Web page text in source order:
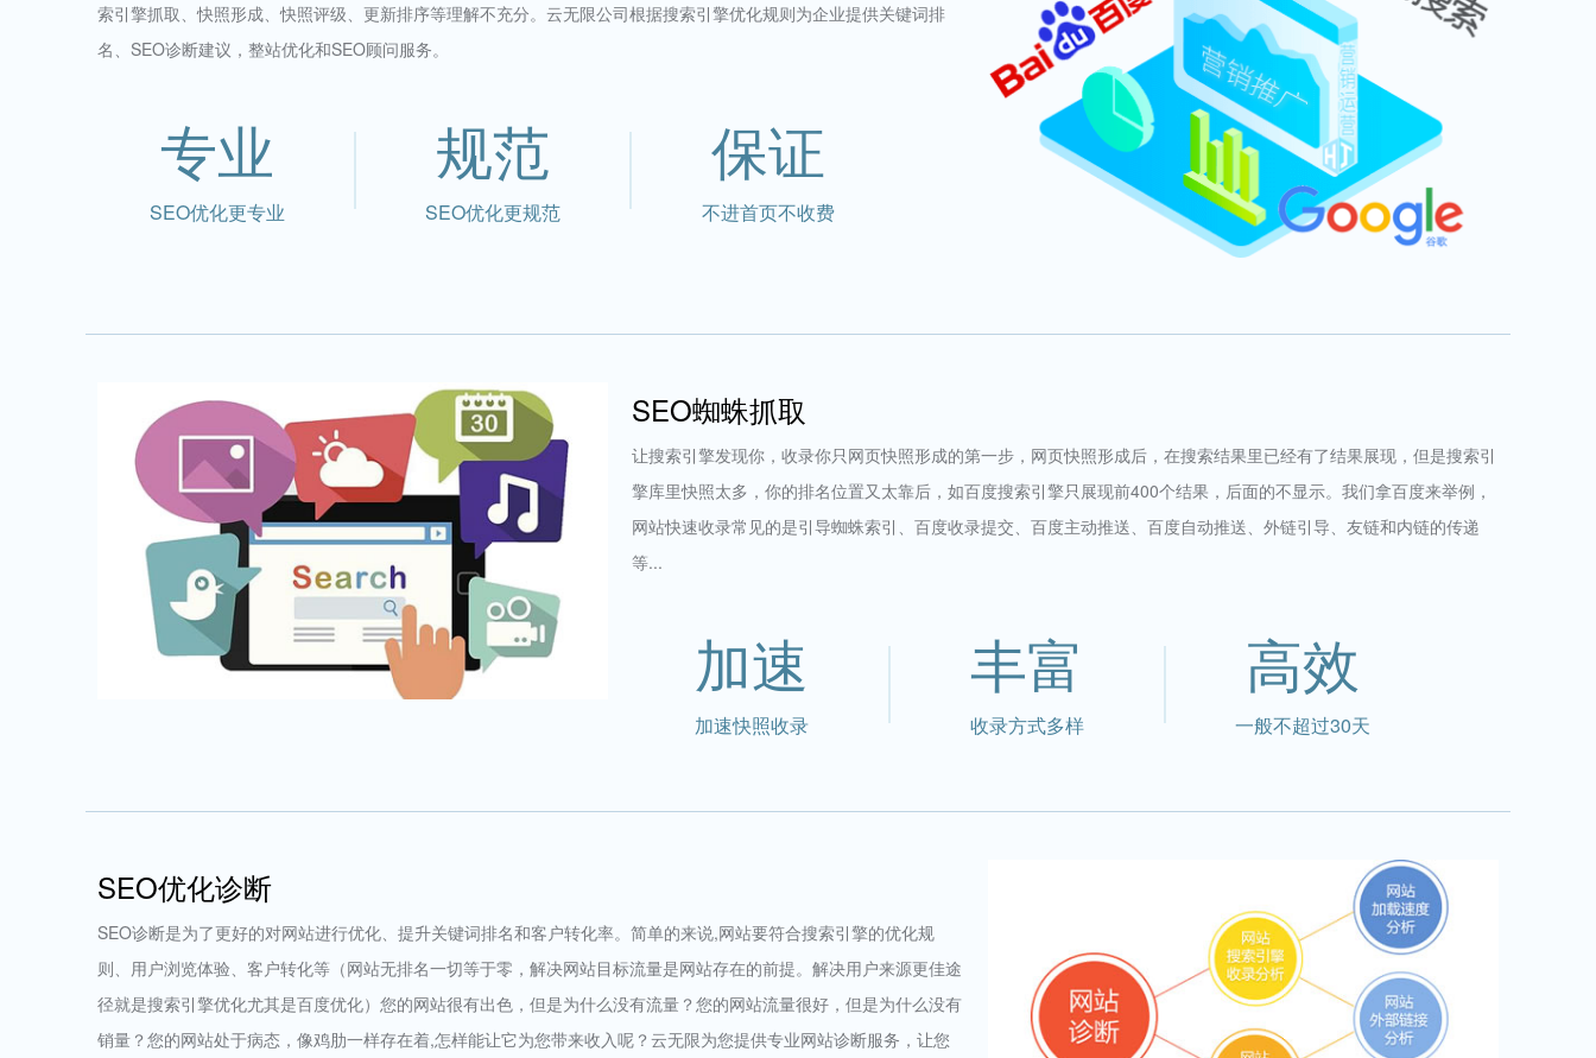
索引擎抓取、快照形成、快照评级、更新排序等理解不充分。云无限公司根据搜索引擎优化规则为企业提供关键词排
名、SEO诊断建议，整站优化和SEO顾问服务。
专业
SEO优化更专业
规范
SEO优化更规范
保证
不进首页不收费
SEO蜘蛛抓取
让搜索引擎发现你，收录你只网页快照形成的第一步，网页快照形成后，在搜索结果里已经有了结果展现，但是搜索引
擎库里快照太多，你的排名位置又太靠后，如百度搜索引擎只展现前400个结果，后面的不显示。我们拿百度来举例，
网站快速收录常见的是引导蜘蛛索引、百度收录提交、百度主动推送、百度自动推送、外链引导、友链和内链的传递
等...
加速
加速快照收录
丰富
收录方式多样
高效
一般不超过30天
SEO优化诊断
SEO诊断是为了更好的对网站进行优化、提升关键词排名和客户转化率。简单的来说,网站要符合搜索引擎的优化规
则、用户浏览体验、客户转化等（网站无排名一切等于零，解决网站目标流量是网站存在的前提。解决用户来源更佳途
径就是搜索引擎优化尤其是百度优化）您的网站很有出色，但是为什么没有流量？您的网站流量很好，但是为什么没有
销量？您的网站处于病态，像鸡肋一样存在着,怎样能让它为您带来收入呢？云无限为您提供专业网站诊断服务，让您